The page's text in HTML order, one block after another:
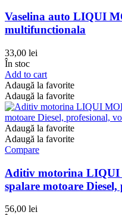
Vaselina auto LIQUI
multifunctionala
33,00 lei
În stoc
Add to cart
Adaugă la favorite
Adaugă la favorite
Adaugă la favorite
Adaugă la favorite
Compare
Aditiv motorina LIQUI
spalare motoare
56,00 lei